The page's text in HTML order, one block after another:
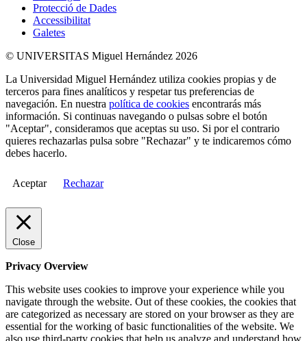
Protecció de Dades
Accessibilitat
Galetes
© UNIVERSITAS Miguel Hernández 2026
La Universidad Miguel Hernández utiliza cookies propias y de
terceros para fines analíticos y respetar tus preferencias de
navegación. En nuestra política de cookies encontrarás más
información. Si continuas navegando o pulsas sobre el botón
"Aceptar", consideramos que aceptas su uso. Si por el contrario
quieres rechazarlas pulsa sobre "Rechazar" y te indicaremos cómo
debes hacerlo.
Aceptar Rechazar
Close
Privacy Overview
This website uses cookies to improve your experience while you
navigate through the website. Out of these cookies, the cookies that
are categorized as necessary are stored on your browser as they are
essential for the working of basic functionalities of the website. We
also use third-party cookies that help us analyze and understand how